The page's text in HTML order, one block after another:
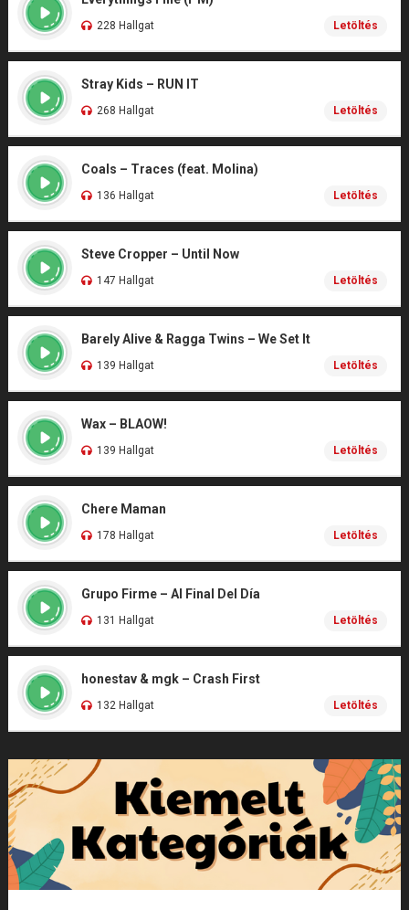
228 Hallgat Letöltés
Stray Kids – RUN IT
268 Hallgat Letöltés
Coals – Traces (feat. Molina)
136 Hallgat Letöltés
Steve Cropper – Until Now
147 Hallgat Letöltés
Barely Alive & Ragga Twins – We Set It
139 Hallgat Letöltés
Wax – BLAOW!
139 Hallgat Letöltés
Chere Maman
178 Hallgat Letöltés
Grupo Firme – Al Final Del Día
131 Hallgat Letöltés
honestav & mgk – Crash First
132 Hallgat Letöltés